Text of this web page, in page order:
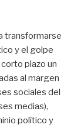
transformarse
y el golpe
plazo un
al margen
sociales del
medias),
político y